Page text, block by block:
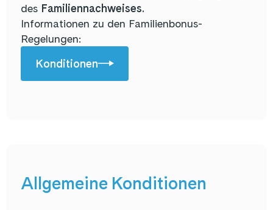
des Familiennachweises.
Informationen zu den Familienbonus-
Regelungen:
Konditionen
Allgemeine Konditionen